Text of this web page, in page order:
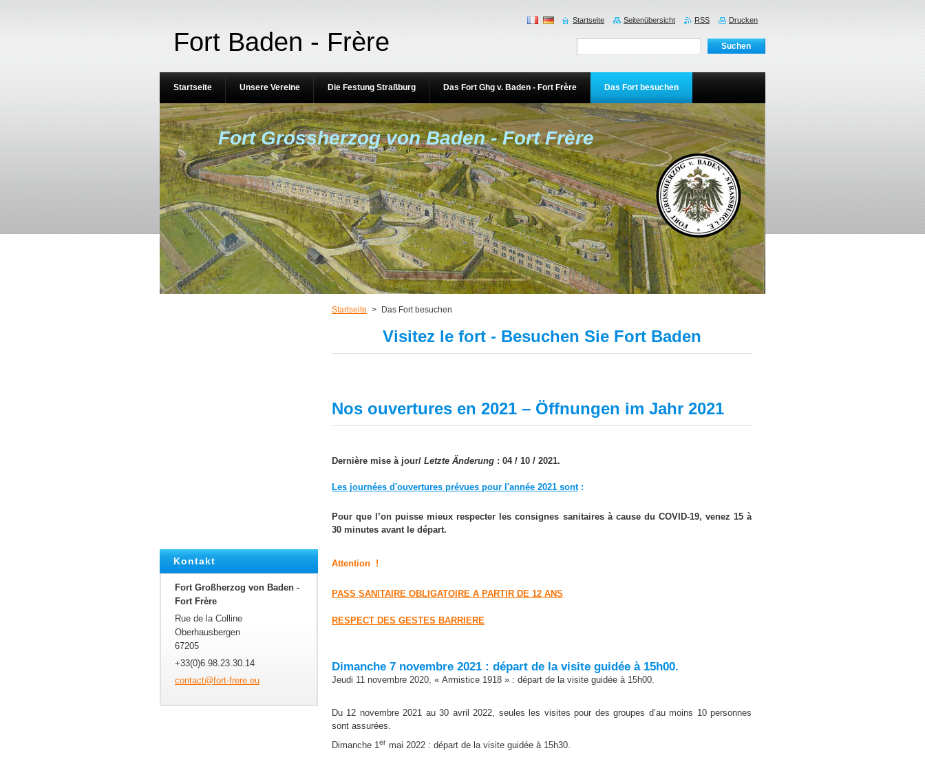
Fort Baden - Frère
Fort Grossherzog von Baden - Fort Frère
Startseite > Das Fort besuchen
Visitez le fort - Besuchen Sie Fort Baden
Nos ouvertures en 2021 – Öffnungen im Jahr 2021
Dernière mise à jour/ Letzte Änderung : 04 / 10 / 2021.
Les journées d'ouvertures prévues pour l'année 2021 sont:
Pour que l’on puisse mieux respecter les consignes sanitaires à cause du COVID-19, venez 15 à
30 minutes avant le départ.
Attention !
PASS SANITAIRE OBLIGATOIRE A PARTIR DE 12 ANS
RESPECT DES GESTES BARRIERE
Dimanche 7 novembre 2021 : départ de la visite guidée à 15h00.
Jeudi 11 novembre 2020, « Armistice 1918 » : départ de la visite guidée à 15h00.
Du 12 novembre 2021 au 30 avril 2022, seules les visites pour des groupes d’au moins 10 personnes
sont assurées.
Dimanche 1er mai 2022 : départ de la visite guidée à 15h30.
Kontakt
Fort Großherzog von Baden -
Fort Frère
Rue de la Colline
Oberhausbergen
67205
+33(0)6.98.23.30.14
contact@fort-frere.eu
Startseite Unsere Vereine Die Festung Straßburg Das Fort Ghg v. Baden - Fort Frère Das Fort besuchen
Startseite Seitenübersicht RSS Drucken